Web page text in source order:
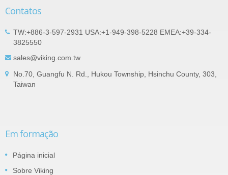
Contatos
TW:+886-3-597-2931 USA:+1-949-398-5228 EMEA:+39-334-
3825550
sales@viking.com.tw
No.70, Guangfu N. Rd., Hukou Township, Hsinchu County, 303,
Taiwan
Em formação
Página inicial
Sobre Viking